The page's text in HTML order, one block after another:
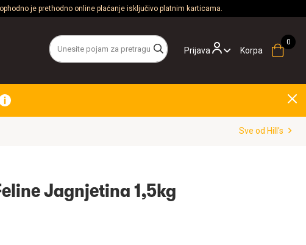
je prethodno online plaćanje isključivo platnim karticama.
Prijava Korpa
Sve od Hill's
Jagnjetina 1,5kg